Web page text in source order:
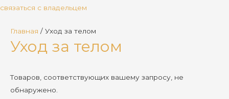
связаться с владельцем
Главная / Уход за телом
Уход за телом
Товаров, соответствующих вашему запросу, не
обнаружено.